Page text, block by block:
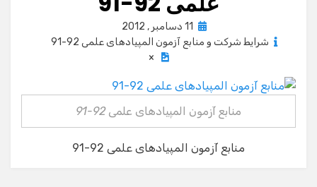
Posted
on
11 دسامبر , 2012
شرایط شرکت و منابع آزمون المپیادهای علمی 92-91
×
منابع آزمون المپیادهای علمی 92-91
منابع آزمون المپیادهای علمی 92-91